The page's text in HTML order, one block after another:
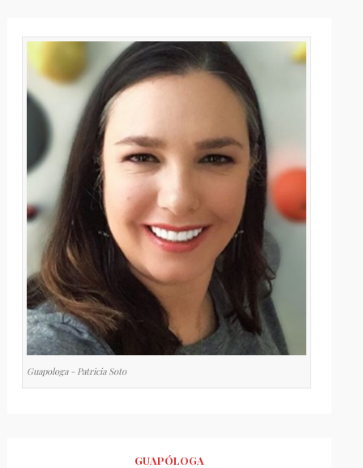
Guapologa - Patricia Soto
GUAPÓLOGA